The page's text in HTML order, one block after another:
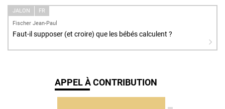
JALON
FR
Fischer Jean-Paul
Faut-il supposer (et croire) que les bébés calculent ?
APPEL À CONTRIBUTION